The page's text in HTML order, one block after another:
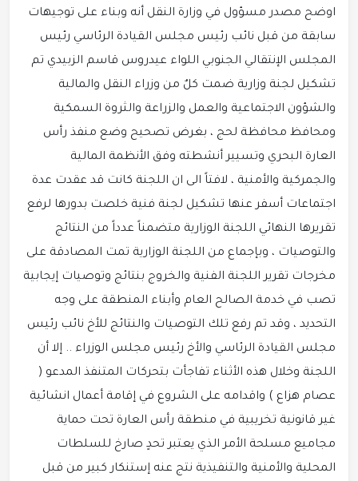
اوضح مصدر مسؤول في وزارة النقل أنه وبناء على توجيهات
سابقة من قبل نائب رئيس مجلس القيادة الرئاسي رئيس
المجلس الإنتقالي الجنوبي اللواء عيدروس قاسم الزبيدي تم
تشكيل لجنة وزارية ضمت كلٌ من وزراء النقل والمالية
والشؤون الاجتماعية والعمل والزراعة والثروة السمكية
ومحافظ محافظة لحج ، بغرض تصحيح وضع منفذ رأس
العارة البحري وتسيير أنشطته وفق الأنظمة المالية
والجمركية والأمنية ، لافتاً الى ان اللجنة كانت قد عقدت عدة
اجتماعات أسفر عنها تشكيل لجنة فنية خلصت بدورها لرفع
تقريرها النهائي اللجنة الوزارية متضمناً عدداً من النتائج
والتوصيات ، وبإجماع من اللجنة الوزارية تمت المصادقة على
مخرجات تقرير اللجنة الفنية والخروج بنتائج وتوصيات إيجابية
تصب في خدمة الصالح العام وأبناء المنطقة على وجه
التحديد ، وقد تم رفع تلك التوصيات والنتائج للأخ نائب رئيس
مجلس القيادة الرئاسي والأخ رئيس مجلس الوزراء .. إلا أن
اللجنة وخلال هذه الأثناء تفاجأت بتحركات المتنفذ المدعو (
عصام هزاع ) واقدامه على الشروع في إقامة أعمال انشائية
غير قانونية تخريبية في منطقة رأس العارة تحت حماية
مجاميع مسلحة الأمر الذي يعتبر تحدٍ صارخ للسلطات
المحلية والأمنية والتنفيذية نتج عنه إستنكار كبير من قبل